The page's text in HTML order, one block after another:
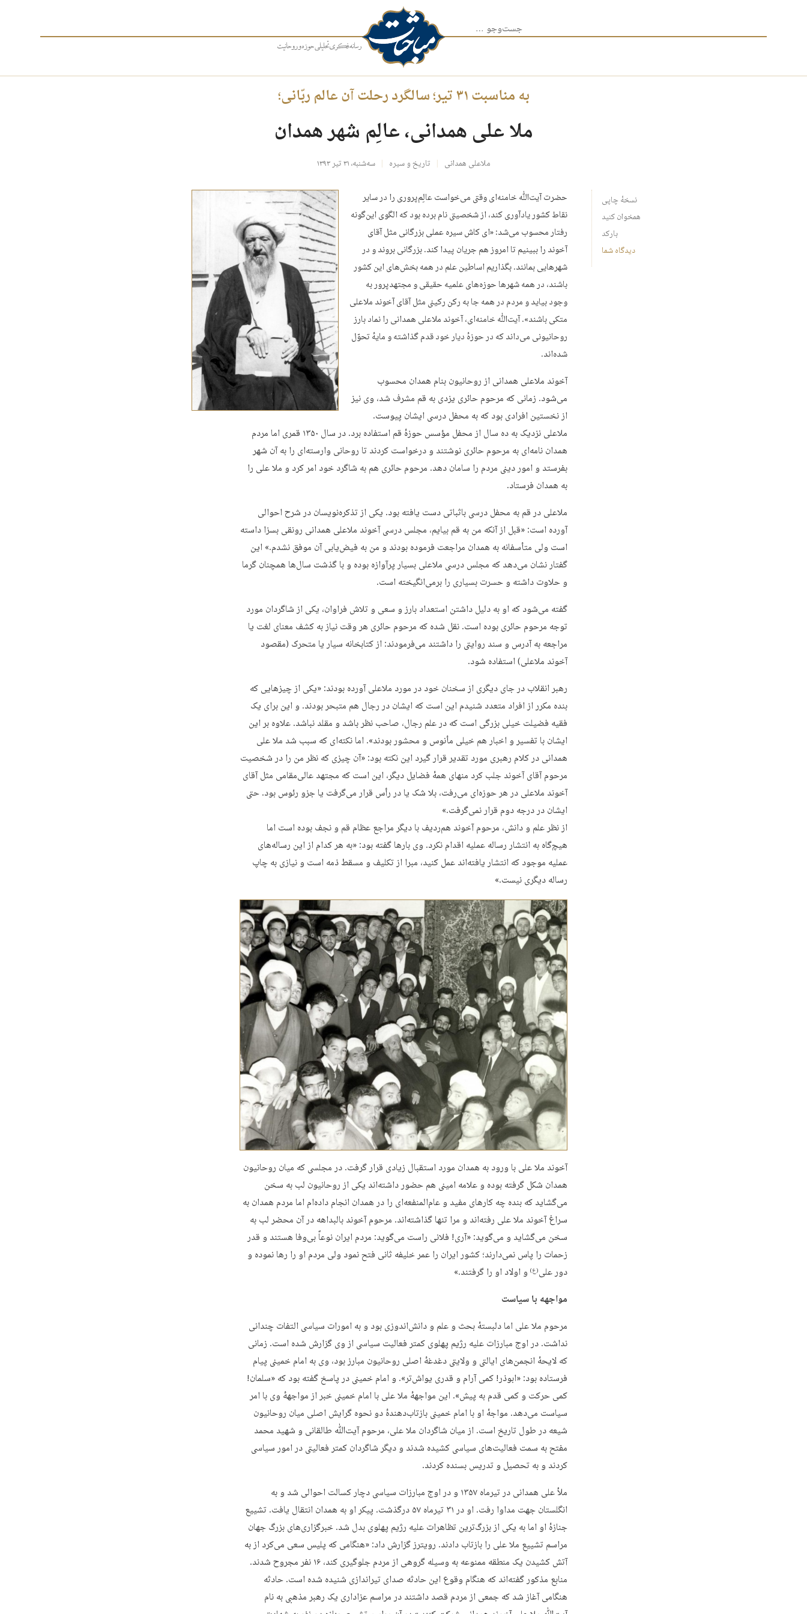
جست‌وجو برای:
به مناسبت ۳۱ تیر؛ سالگرد رحلت آن عالم ربّانی؛
ملا علی همدانی، عالِم شهر همدان
ملاعلی همدانی تاریخ و سیره سه‌شنبه، ۳۱ تیر ۱۳۹۳
نسخهٔ چاپی
همخوان کنید
بارکد
دیدگاه شما
حضرت آیت‌ﷲ خامنه‌ای وقتی می‌خواست عالِم‌پروری را در سایر
نقاط کشور یادآوری کند، از شخصیتی نام برده بود که الگوی این‌گونه
رفتار محسوب می‌شد: «ای کاش سیره عملی بزرگانی مثل آقای
آخوند را ببینیم تا امروز هم جریان پیدا کند. بزرگانی بروند و در
شهرهایی بمانند. بگذاریم اساطین علم در همه بخش‌های این کشور
باشند، در همه شهرها حوزه‌های علمیه حقیقی و مجتهدپرور به
وجود بیاید و مردم در همه جا به رکن رکینی مثل آقای آخوند ملاعلی
متکی باشند». آیت‌ﷲ خامنه‌ای، آخوند ملاعلی همدانی را نماد بارز
روحانیونی می‌داند که در حوزهٔ دیار خود قدم گذاشته و مایهٔ تحوّل
شده‌اند.
آخوند ملاعلی همدانی از روحانیون بنام همدان محسوب
می‌شود. زمانی که مرحوم حائری یزدی به قم مشرف شد، وی نیز
از نخستین افرادی بود که به محفل درسی ایشان پیوست.
ملاعلی نزدیک به ده سال از محفل مؤسس حوزهٔ قم استفاده برد. در سال ۱۳۵۰ قمری اما مردم
همدان نامه‌ای به مرحوم حائری نوشتند و درخواست کردند تا روحانی وارسته‌ای را به آن شهر
بفرستد و امور دینی مردم را سامان دهد. مرحوم حائری هم به شاگرد خود امر کرد و ملا علی را
به همدان فرستاد.
ملاعلی در قم به محفل درسی باثباتی دست یافته بود. یکی از تذکره‌نویسان در شرح احوالی
آورده است: «قبل از آنکه من به قم بیایم، مجلس درسی آخوند ملاعلی همدانی رونقی بسزا داسته
است ولی متأسفانه به همدان مراجعت فرموده بودند و من به فیض‌یابی آن موفق نشدم.» این
گفتار نشان می‌دهد که مجلس درسی ملاعلی بسیار پرآوازه بوده و با گذشت سال‌ها همچنان گرما
و حلاوت داشته و حسرت بسیاری را برمی‌انگیخته است.
گفته می‌شود که او به دلیل داشتن استعداد بارز و سعی و تلاش فراوان، یکی از شاگردان مورد
توجه مرحوم حائری بوده است. نقل شده که مرحوم حائری هر وقت نیاز به کشف معنای لغت یا
مراجعه به آدرس و سند روایتی را داشتند می‌فرمودند: از کتابخانه سیار یا متحرک (مقصود
آخوند ملاعلی) استفاده شود.
رهبر انقلاب در جای دیگری از سخنان خود در مورد ملاعلی آورده بودند: «یکی از چیزهایی که
بنده مکرر از افراد متعدد شنیدم این است که ایشان در رجال هم متبحر بودند. و این برای یک
فقیه فضیلت خیلی بزرگی است که در علم رجال، صاحب نظر باشد و مقلد نباشد. علاوه بر این
ایشان با تفسیر و اخبار هم خیلی مأنوس و محشور بودند». اما نکته‌ای که سبب شد ملا علی
همدانی در کلام رهبری مورد تقدیر قرار گیرد این نکته بود: «آن چیزی که نظر من را در شخصیت
مرحوم آقای آخوند جلب کرد منهای همهٔ فضایل دیگر، این است که مجتهد عالی‌مقامی مثل آقای
آخوند ملاعلی در هر حوزه‌ای می‌رفت، بلا شک یا در رأس قرار می‌گرفت یا جزو رئوس بود. حتی
ایشان در درجه دوم قرار نمی‌گرفت.»
از نظر علم و دانش، مرحوم آخوند هم‌ردیف با دیگر مراجع عظام قم و نجف بوده است اما
هیچ‌گاه به انتشار رساله عملیه اقدام نکرد. وی بارها گفته بود: «به هر کدام از این رساله‌های
عملیه موجود که انتشار یافته‌اند عمل کنید، مبرا از تکلیف و مسقط ذمه است و نیازی به چاپ
رساله دیگری نیست.»
آخوند ملا علی با ورود به همدان مورد استقبال زیادی قرار گرفت. در مجلسی که میان روحانیون
همدان شکل گرفته بوده و علامه امینی هم حضور داشته‌اند یکی از روحانیون لب به سخن
می‌گشاید که بنده چه کارهای مفید و عام‌المنفعه‌ای را در همدان انجام داده‌ام اما مردم همدان به
سراغ آخوند ملا علی رفته‌اند و مرا تنها گذاشته‌اند. مرحوم آخوند بالبداهه در آن محضر لب به
سخن می‌گشاید و می‌گوید: «آری! فلانی راست می‌گوید: مردم ایران نوعاً بی‌وفا هستند و قدر
زحمات را پاس نمی‌دارند؛ کشور ایران را عمر خلیفه ثانی فتح نمود ولی مردم او را رها نموده و
دور علی(ع)و اولاد او را گرفتند.»
مواجهه با سیاست
مرحوم ملا علی اما دلبستهٔ بحث و علم و دانش‌اندوزی بود و به امورات سیاسی التفات چندانی
نداشت. در اوج مبارزات علیه رژیم پهلوی کمتر فعالیت سیاسی از وی گزارش شده است. زمانی
که لایحهٔ انجمن‌های ایالتی و ولایتی دغدغهٔ اصلی روحانیون مبارز بود، وی به امام خمینی پیام
فرستاده بود: «ابوذر! کمی آرام و قدری یواش‌تر». و امام خمینی در پاسخ گفته بود که «سلمان!
کمی حرکت و کمی قدم به پیش». این مواجههٔ ملا علی با امام خمینی خبر از مواجههٔ وی با امر
سیاست می‌دهد. مواجهٔ او با امام خمینی بازتاب‌دهندهٔ دو نحوه گرایش اصلی میان روحانیون
شیعه در طول تاریخ است. از میان شاگردان ملا علی، مرحوم آیت‌ﷲ طالقانی و شهید محمد
مفتح به سمت فعالیت‌های سیاسی کشیده شدند و دیگر شاگردان کمتر فعالیتی در امور سیاسی
کردند و به تحصیل و تدریس بسنده کردند.
ملأ علی همدانی در تیرماه ۱۳۵۷ و در اوج مبارزات سیاسی دچار کسالت احوالی شد و به
انگلستان جهت مداوا رفت. او در ۳۱ تیرماه ۵۷ درگذشت. پیکر او به همدان انتقال یافت. تشییع
جنازهٔ او اما به یکی از بزرگ‌ترین تظاهرات علیه رژیم پهلوی بدل شد. خبرگزاری‌های بزرگ جهان
مراسم تشییع ملا علی را بازتاب دادند. رویترز گزارش داد: «هنگامی که پلیس سعی می‌کرد از به
آتش کشیدن یک منطقه ممنوعه به وسیله گروهی از مردم جلوگیری کند، ۱۶ نفر مجروح شدند.
منابع مذکور گفته‌اند که هنگام وقوع این حادثه صدای تیراندازی شنیده شده است. حادثه
هنگامی آغاز شد که جمعی از مردم قصد داشتند در مراسم عزاداری یک رهبر مذهبی به نام